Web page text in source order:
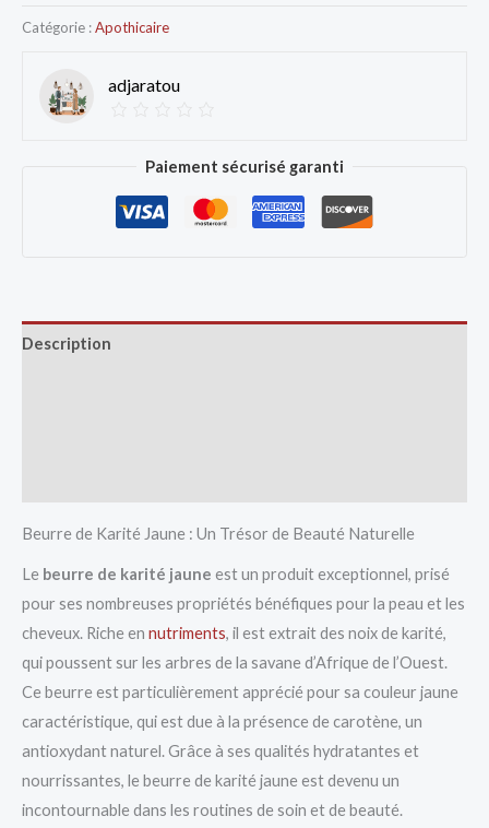
Catégorie :Apothicaire
adjaratou
Paiement sécurisé garanti
Description
Beurre de Karité Jaune : Un Trésor de Beauté Naturelle
Le beurre de karité jaune est un produit exceptionnel, prisé
pour ses nombreuses propriétés bénéfiques pour la peau et les
cheveux. Riche en nutriments, il est extrait des noix de karité,
qui poussent sur les arbres de la savane d’Afrique de l’Ouest.
Ce beurre est particulièrement apprécié pour sa couleur jaune
caractéristique, qui est due à la présence de carotène, un
antioxydant naturel. Grâce à ses qualités hydratantes et
nourrissantes, le beurre de karité jaune est devenu un
incontournable dans les routines de soin et de beauté.